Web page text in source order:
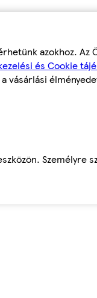
azokhoz. Az
és Cookie
vásárlási
Személyre